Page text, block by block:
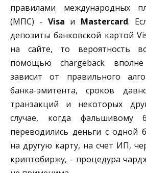
правилами международных
(МПС) - Visa и Mastercard.
депозиты банковской картой
на сайте, то вероятность
помощью chargeback вполне
зависит от правильного
банка-эмитента, сроков
транзакций и некоторых
случае, когда фальшивому
переводились деньги с одной
на другую карту, на счет ИП,
криптобиржу, - процедура